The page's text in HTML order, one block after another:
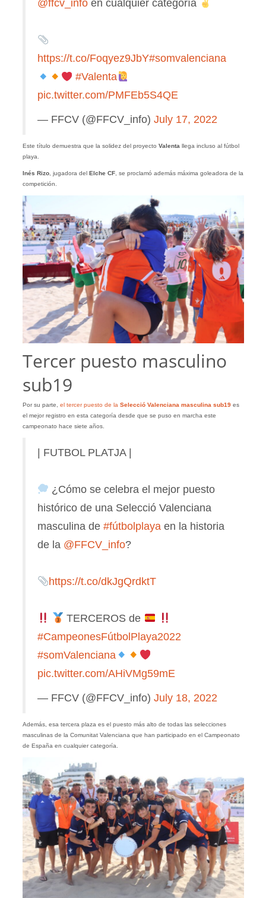
@ffcv_infoen cualquier categoría
https://t.co/Foqyez9JbY#somvalenciana
#Valenta
pic.twitter.com/PMFEb5S4QE
— FFCV (@FFCV_info) July 17, 2022
Este título demuestra que la solidez del proyecto Valentallega incluso al fútbol
playa.
Inés Rizo, jugadora del Elche CF, se proclamó además máxima goleadora de la
competición.
Tercer puesto masculino
sub19
Por su parte, el tercer puesto de la Selecció Valenciana masculina sub19 es
el mejor registro en esta categoría desde que se puso en marcha este
campeonato hace siete años.
| FUTBOL PLATJA |
¿Cómo se celebra el mejor puesto
histórico de una Selecció Valenciana
masculina de #fútbolplayaen la historia
de la @FFCV_info?
https://t.co/dkJgQrdktT
TERCEROS de
#CampeonesFútbolPlaya2022
#somValenciana
pic.twitter.com/AHiVMg59mE
— FFCV (@FFCV_info) July 18, 2022
Además, esa tercera plaza es el puesto más alto de todas las selecciones
masculinas de la Comunitat Valenciana que han participado en el Campeonato
de España en cualquier categoría.